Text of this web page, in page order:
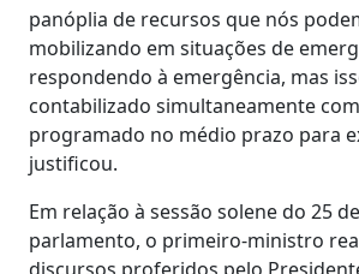
panóplia de recursos que nós
mobilizando em situações de
respondendo à emergência, mas
contabilizado simultaneamente
programado no médio prazo para
justificou.
Em relação à sessão solene do 25
parlamento, o primeiro-ministro